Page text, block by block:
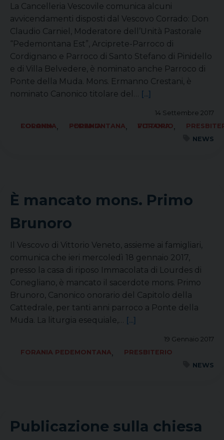
La Cancelleria Vescovile comunica alcuni
avvicendamenti disposti dal Vescovo Corrado: Don
Claudio Carniel, Moderatore dell’Unità Pastorale
“Pedemontana Est”, Arciprete-Parroco di
Cordignano e Parroco di Santo Stefano di Pinidello
e di Villa Belvedere, è nominato anche Parroco di
Ponte della Muda. Mons. Ermanno Crestani, è
nominato Canonico titolare del… [...]
14 Settembre 2017
FORANIA COLONNA, FORANIA PEDEMONTANA, FORANIA VITTORIO,
NEWS
È mancato mons. Primo
Brunoro
Il Vescovo di Vittorio Veneto, assieme ai famigliari,
comunica che ieri mercoledì 18 gennaio 2017,
presso la casa di riposo Immacolata di Lourdes di
Conegliano, è mancato il sacerdote mons. Primo
Brunoro, Canonico onorario del Capitolo della
Cattedrale, per tanti anni parroco a Ponte della
Muda. La liturgia esequiale,… [...]
19 Gennaio 2017
FORANIA PEDEMONTANA,
PRESBITERIO
NEWS
Publicazione sulla chiesa